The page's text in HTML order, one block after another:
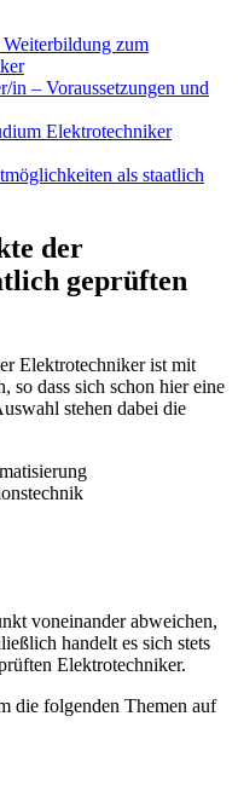
zum
– Voraussetzungen und
Elektrotechniker
als staatlich
der
geprüften
Elektrotechniker ist mit
so dass sich schon hier eine
stehen dabei die
voneinander abweichen,
handelt es sich stets
Elektrotechniker.
die folgenden Themen auf